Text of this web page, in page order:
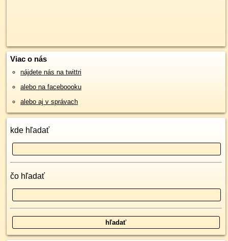
Viac o nás
nájdete nás na twittri
alebo na faceboooku
alebo aj v správach
kde hľadať
čo hľadať